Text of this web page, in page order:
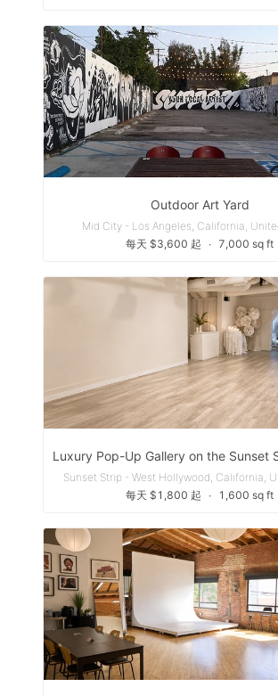
Outdoor Art Yard
Mid City - Los Angeles, California,
每天 $3,600 起
∙ 7,000 sq ft
Sunset Strip - West Hollywood, California,
每天 $1,800 起
∙ 1,600 sq ft